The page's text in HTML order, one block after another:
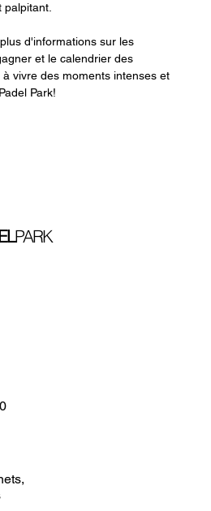
d'informations sur les
et le calendrier des
vivre des moments intenses et
Park!
PARK